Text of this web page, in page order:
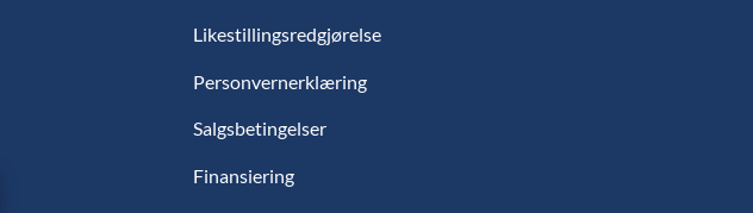
Likestillingsredgjørelse
Personvernerklæring
Salgsbetingelser
Finansiering